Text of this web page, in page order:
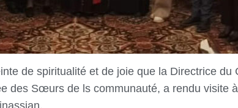
de spiritualité et de joie que la Directrice du
des Sœurs de ls communauté, a rendu visite